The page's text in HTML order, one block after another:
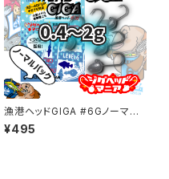
漁港ヘッドGIGA #6Gノーマル
パック0.4～2g【JigHead Man
ia】
¥495